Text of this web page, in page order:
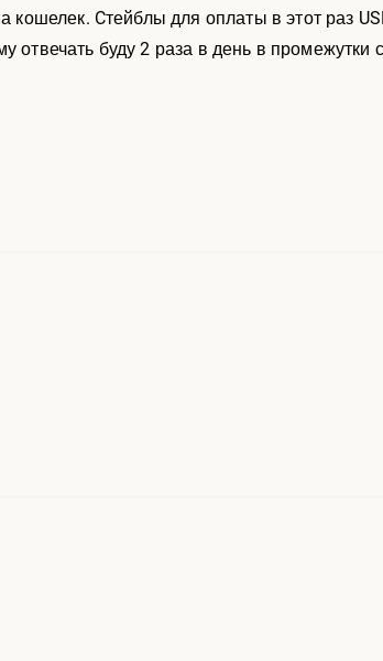
Cтейблы для оплаты в этот раз
отвечать буду 2 раза в день в промежутки